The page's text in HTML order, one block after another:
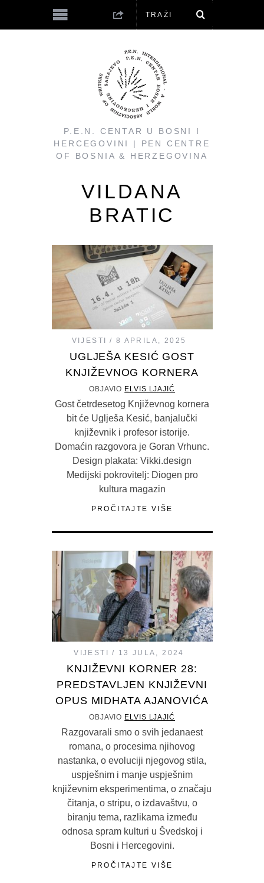
P.E.N. CENTAR U BOSNI I
HERCEGOVINI | PEN CENTRE
OF BOSNIA & HERZEGOVINA
VILDANA
BRATIC
VIJESTI 8 APRILA, 2025
UGLJEŠA KESIĆ GOST
KNJIŽEVNOG KORNERA
OBJAVIO ELVIS LJAJIĆ
Gost četrdesetog Književnog kornera
bit će Uglješa Kesić, banjalučki
književnik i profesor istorije.
Domaćin razgovora je Goran Vrhunc.
Design plakata: Vikki.design
Medijski pokrovitelj: Diogen pro
kultura magazin
PROČITAJTE VIŠE
VIJESTI 13 JULA, 2024
KNJIŽEVNI KORNER 28:
PREDSTAVLJEN KNJIŽEVNI
OPUS MIDHATA AJANOVIĆA
OBJAVIO ELVIS LJAJIĆ
Razgovarali smo o svih jedanaest
romana, o procesima njihovog
nastanka, o evoluciji njegovog stila,
uspješnim i manje uspješnim
književnim eksperimentima, o značaju
čitanja, o stripu, o izdavaštvu, o
biranju tema, razlikama između
odnosa spram kulturi u Švedskoj i
Bosni i Hercegovini.
PROČITAJTE VIŠE